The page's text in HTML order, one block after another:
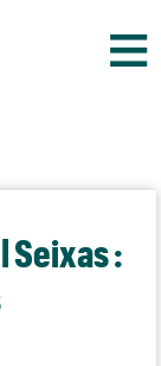
≡
Seixas :